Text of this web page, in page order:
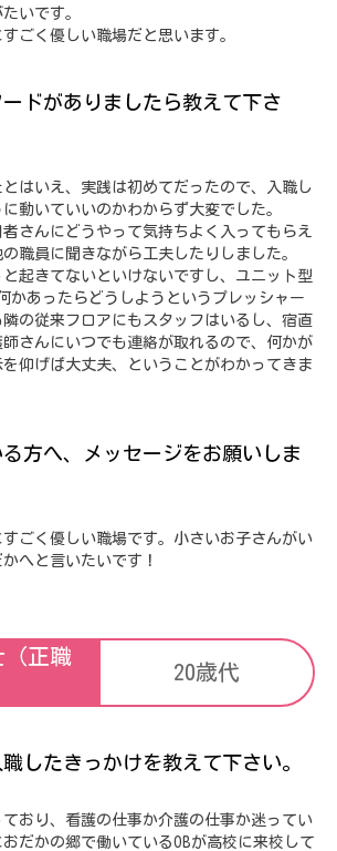
いです。
ごく優しい職場だと思います。
ドがありましたら教えて下さ
はいえ、実践は初めてだったので、入職し
動いていいのかわからず大変でした。
さんにどうやって気持ちよく入ってもらえ
職員に聞きながら工夫したりしました。
起きてないといけないですし、ユニット型
かあったらどうしようというプレッシャー
の従来フロアにもスタッフはいるし、宿直
さんにいつでも連絡が取れるので、何かが
仰げば大丈夫、ということがわかってきま
方へ、メッセージをお願いしま
ごく優しい職場です。小さいお子さんがい
へと言いたいです！
正職
20歳代
したきっかけを教えて下さい。
おり、看護の仕事か介護の仕事か迷ってい
だかの郷で働いているOBが高校に来校して